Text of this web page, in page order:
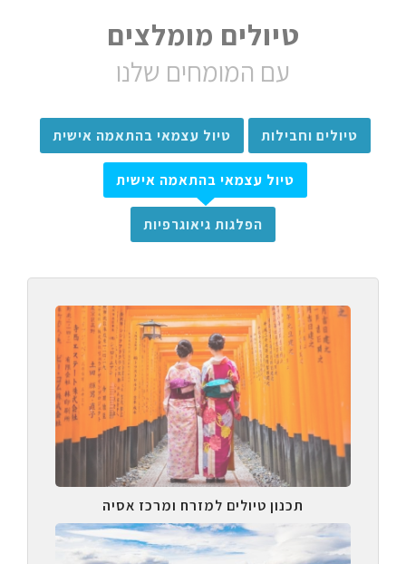
טיולים מומלצים
עם המומחים שלנו
טיולים וחבילות טיול עצמאי בהתאמה אישית
טיול עצמאי בהתאמה אישית
הפלגות גיאוגרפיות
תכנון טיולים למזרח ומרכז אסיה